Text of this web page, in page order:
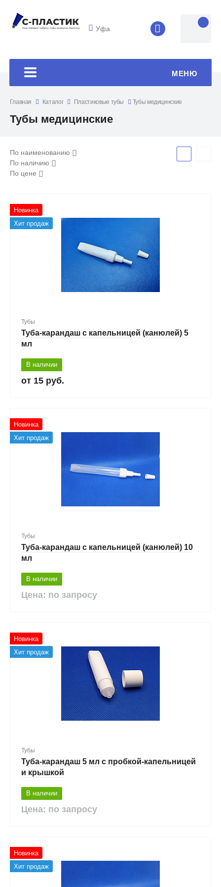
Уфа 8 (4852) 33-
МЕНЮ
Главная Каталог Пластиковые тубы Тубы медицинские
Тубы медицинские
По наименованию
По наличию
По цене
Новинка
Хит продаж
Тубы
Туба-карандаш с капельницей (канюлей) 5
мл
В наличии
15 руб.
Новинка
Хит продаж
Тубы
Туба-карандаш с капельницей (канюлей) 10
мл
В наличии
Цена: по запросу
Новинка
Хит продаж
Тубы
Туба-карандаш 5 мл с пробкой-капельницей
и крышкой
В наличии
Цена: по запросу
Новинка
Хит продаж